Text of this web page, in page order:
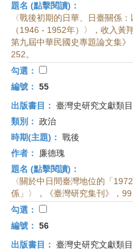
題名 (點擊閱讀)：
〈戰後初期的日華、日臺關係
（1946 - 1952年）〉，收入黃
第九屆中華民國史專題論文集
252。
勾選：
編號： 55
出版書目： 臺灣史研究文獻類
類別： 政治
時期(主題)： 戰後
作者：
廉德瑰
題名 (點擊閱讀)：
〈關於中日間臺灣地位的「
係」〉，《臺灣研究集刊》，
勾選：
編號： 56
出版書目： 臺灣史研究文獻類